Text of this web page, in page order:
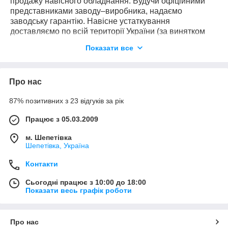
представниками заводу–виробника, надаємо
заводську гарантію. Навісне устаткування
доставляємо по всій території України (за винятком
прямо до Вашого двору. Доставка здійснюється без
Пошта і тд.). Ми довіряємо нашим клієнтам і впевнені
кваліфіковані консультанти з радістю та професійно
найповнішу інформацію і придбайте необхідну Вам
техніку вже сьогодні! Важливо! Інформація на даному
сайті не є публічною офертою, а наведена виключно
технічні складові, комплектація та ціна товару можуть
замовлення інформація уточнюється !!!
Показати все
Про нас
87% позитивних з 23 відгуків за рік
Працює з 05.03.2009
м. Шепетівка
Шепетівка, Україна
Контакти
Сьогодні працює з 10:00 до 18:00
Показати весь графік роботи
Про нас